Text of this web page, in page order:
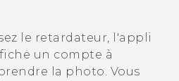
le retardateur, l'appli
un compte à
la photo. Vous